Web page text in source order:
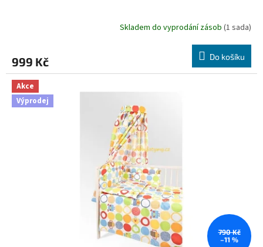
Skladem do vyprodání zásob (1 sada)
999 Kč Do košíku
Akce
Výprodej
790 Kč
–11 %